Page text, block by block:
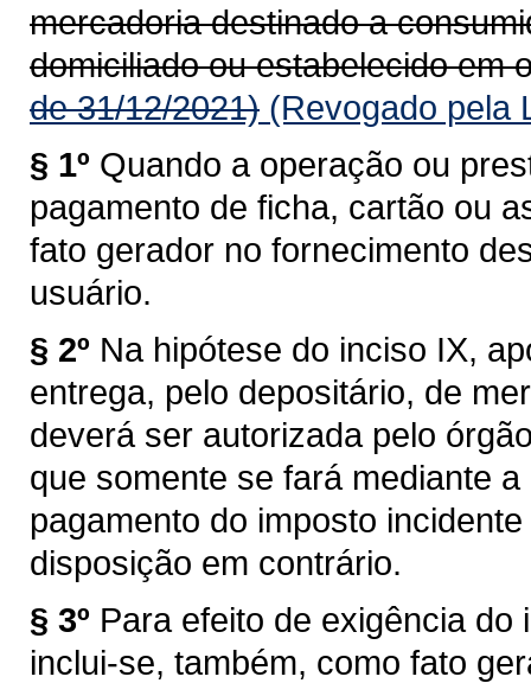
mercadoria destinado a
domiciliado ou estabelecido em
de 31/12/2021) (Revogado pela
§ 1º Quando a operação ou
pagamento de ficha, cartão ou
fato gerador no fornecimento
usuário.
§ 2º Na hipótese do inciso IX,
entrega, pelo depositário, de
deverá ser autorizada pelo
que somente se fará mediante
pagamento do imposto
disposição em contrário.
§ 3º Para efeito de exigência
inclui-se, também, como fato